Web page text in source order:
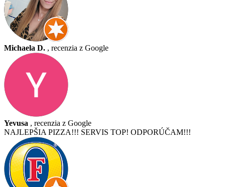
Michaela D. , recenzia z Google
Yevusa , recenzia z Google
NAJLEPŠIA PIZZA!!! SERVIS TOP! ODPORÚČAM!!!